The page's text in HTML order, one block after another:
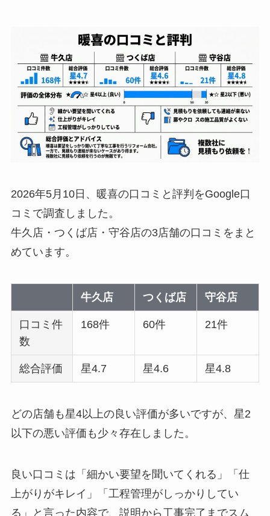
2026年5月10日、暖喜の口コミと評判をGoogle口
コミで調査しました。
牛久店・つくば店・守谷店の3店舗の口コミをまと
めています。
牛久店 つくば店 守谷店
口コミ件
数
168件 60件 21件
総合評価 星4.7 星4.6 星4.8
どの店舗も星4以上の良い評価が多いですが、星2
以下の悪い評価も少々存在しました。
良い口コミは「細かい要望を聞いてくれる」「仕
上がりがキレイ」「工程管理がしっかりしてい
る」と言った内容で、説明から工事完了までスム